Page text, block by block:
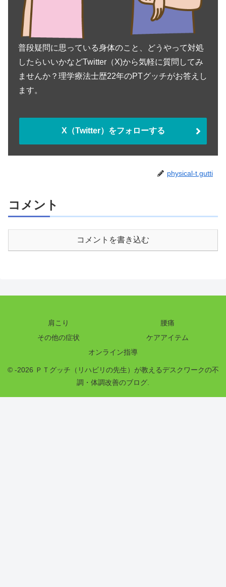
普段疑問に思っている身体のこと、どうやって対処
したらいいかなどTwitter（X)から気軽に質問してみ
ませんか？理学療法士歴22年のPTグッチがお答えし
ます。
X（Twitter）をフォローする
physical-t.gutti
コメント
コメントを書き込む
肩こり
腰痛
その他の症状
ケアアイテム
オンライン指導
© -2026 ＰＴグッチ（リハビリの先生）が教えるデスクワークの不
調・体調改善のブログ.